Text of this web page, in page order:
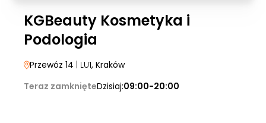
KGBeauty Kosmetyka i
Podologia
Przewóz 14 | LU1, Kraków
Teraz zamknięteDzisiaj:09:00-20:00